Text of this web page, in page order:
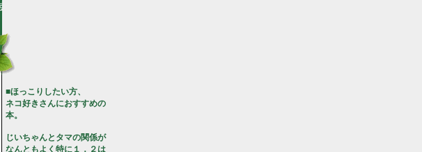
■ほっこりしたい方、
ネコ好きさんにおすすめの
本。
じいちゃんとタマの関係が
なんともよく特に１．２は